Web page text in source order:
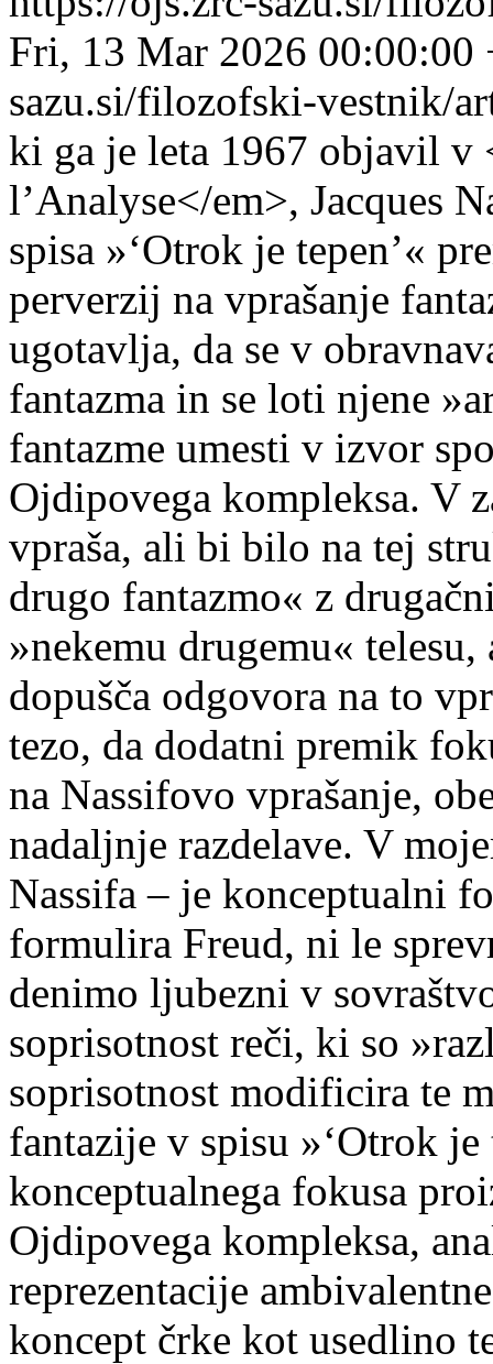
Fri, 13 Mar 2026 00:00:00
sazu.si/filozofski-vestnik/
ki ga je leta 1967 objavil v
l’Analyse</em>, Jacques
spisa »‘Otrok je tepen’«
perverzij na vprašanje
ugotavlja, da se v
fantazma in se loti njene
fantazme umesti v izvor
Ojdipovega kompleksa. V
vpraša, ali bi bilo na tej
drugo fantazmo« z
»nekemu drugemu«
dopušča odgovora na to
tezo, da dodatni premik
na Nassifovo vprašanje,
nadaljnje razdelave. V
Nassifa – je konceptualni
formulira Freud, ni le
denimo ljubezni v
soprisotnost reči, ki so
soprisotnost modificira te
fantazije v spisu »‘Otrok je
konceptualnega fokusa
Ojdipovega kompleksa,
reprezentacije
koncept črke kot usedlino